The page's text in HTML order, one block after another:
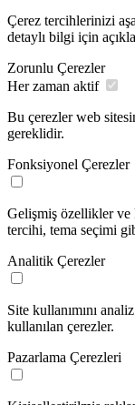
Çerez tercihlerinizi
detaylı bilgi için
Zorunlu Çerezler
Her zaman aktif
Bu çerezler web
gereklidir.
Fonksiyonel Çerezler
Gelişmiş özellikler ve
tercihi, tema seçimi
Analitik Çerezler
Site kullanımını
kullanılan çerezler.
Pazarlama Çerezleri